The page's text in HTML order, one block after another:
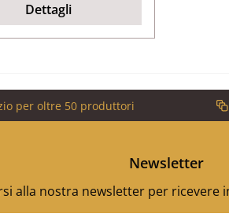
Dettagli
per oltre 50 produttori
Newsletter
alla nostra newsletter per